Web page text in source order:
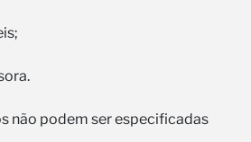
não podem ser especificadas